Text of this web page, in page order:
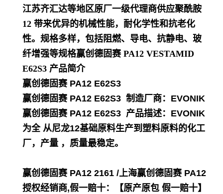
江苏齐汇达等地区原厂一级代理商供应聚酰胺
12 带来优异的机械性能，耐化学性和抗老化
性。规格多样，包括阻燃、导电、抗静电、玻
纤增强等规格赢创德固赛 PA12 VESTAMID
E62S3 产品简介
赢创德固赛 PA12 E62S3
赢创德固赛 PA12 E62S3 制造厂商：EVONIK
赢创德固赛 PA12 E62S3 产品描述：EVONIK
为全 从尼龙12基础原料生产到塑料原料的化工
厂，产量 ，质量最稳定。
赢创德固赛 PA12 2161 /上海赢创德固赛 PA12
授权经销商,假一赔十：【原产原包 假一赔十】